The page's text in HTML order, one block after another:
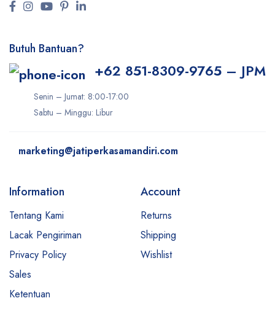
Butuh Bantuan?
+62 851-8309-9765 – JPM
Senin – Jumat: 8:00-17:00
Sabtu – Minggu: Libur
marketing@jatiperkasamandiri.com
Information
Tentang Kami
Lacak Pengiriman
Privacy Policy
Sales
Ketentuan
Account
Returns
Shipping
Wishlist